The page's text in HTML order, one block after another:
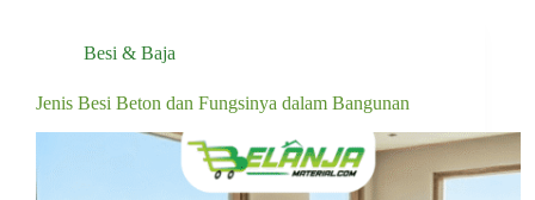
Besi & Baja
Jenis Besi Beton dan Fungsinya dalam Bangunan